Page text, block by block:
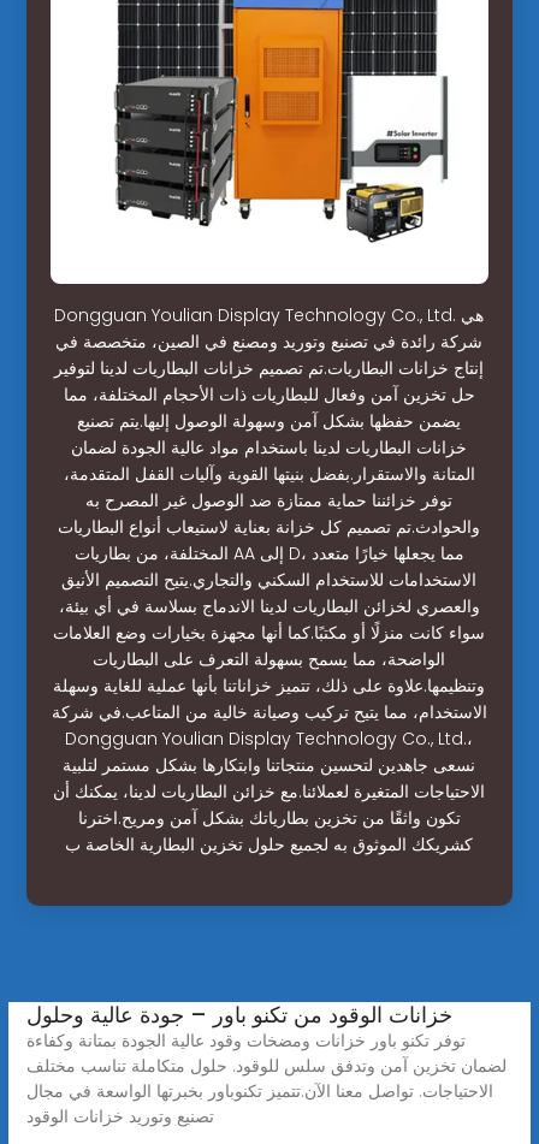
Dongguan Youlian Display Technology Co., Ltd. هي
شركة رائدة في تصنيع وتوريد ومصنع في الصين، متخصصة في
إنتاج خزانات البطاريات.تم تصميم خزانات البطاريات لدينا لتوفير
حل تخزين آمن وفعال للبطاريات ذات الأحجام المختلفة، مما
يضمن حفظها بشكل آمن وسهولة الوصول إليها.يتم تصنيع
خزانات البطاريات لدينا باستخدام مواد عالية الجودة لضمان
المتانة والاستقرار.بفضل بنيتها القوية وآليات القفل المتقدمة،
توفر خزائننا حماية ممتازة ضد الوصول غير المصرح به
والحوادث.تم تصميم كل خزانة بعناية لاستيعاب أنواع البطاريات
المختلفة، من بطاريات AA إلى D، مما يجعلها خيارًا متعدد
الاستخدامات للاستخدام السكني والتجاري.يتيح التصميم الأنيق
والعصري لخزائن البطاريات لدينا الاندماج بسلاسة في أي بيئة،
سواء كانت منزلًا أو مكتبًا.كما أنها مجهزة بخيارات وضع العلامات
الواضحة، مما يسمح بسهولة التعرف على البطاريات
وتنظيمها.علاوة على ذلك، تتميز خزاناتنا بأنها عملية للغاية وسهلة
الاستخدام، مما يتيح تركيب وصيانة خالية من المتاعب.في شركة
Dongguan Youlian Display Technology Co., Ltd.،
نسعى جاهدين لتحسين منتجاتنا وابتكارها بشكل مستمر لتلبية
الاحتياجات المتغيرة لعملائنا.مع خزائن البطاريات لدينا، يمكنك أن
تكون واثقًا من تخزين بطارياتك بشكل آمن ومريح.اخترنا
كشريكك الموثوق به لجميع حلول تخزين البطارية الخاصة ب
خزانات الوقود من تكنو باور – جودة عالية وحلول
توفر تكنو باور خزانات ومضخات وقود عالية الجودة بمتانة وكفاءة
لضمان تخزين آمن وتدفق سلس للوقود. حلول متكاملة تناسب مختلف
الاحتياجات. تواصل معنا الآن.تتميز تكنوباور بخبرتها الواسعة في مجال
تصنيع وتوريد خزانات الوقود